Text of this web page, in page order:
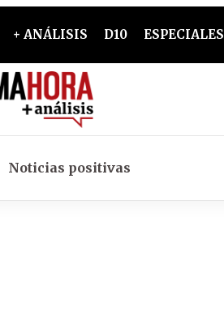
+ ANÁLISIS D10 ESPECIALES
Noticias positivas